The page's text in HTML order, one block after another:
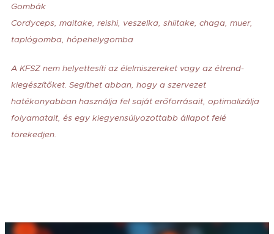
Gombák
Cordyceps, maitake, reishi, veszelka, shiitake, chaga, muer,
taplógomba, hópehelygomba
A KFSZ nem helyettesíti az élelmiszereket vagy az étrend-
kiegészítőket. Segíthet abban, hogy a szervezet
hatékonyabban használja fel saját erőforrásait, optimalizálja
folyamatait, és egy kiegyensúlyozottabb állapot felé
törekedjen.